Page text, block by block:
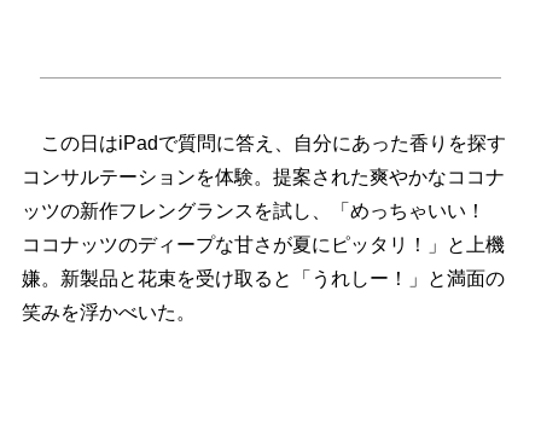
この日はiPadで質問に答え、自分にあった香りを探す
コンサルテーションを体験。提案された爽やかなココナ
ッツの新作フレングランスを試し、「めっちゃいい！
ココナッツのディープな甘さが夏にピッタリ！」と上機
嫌。新製品と花束を受け取ると「うれしー！」と満面の
笑みを浮かべいた。